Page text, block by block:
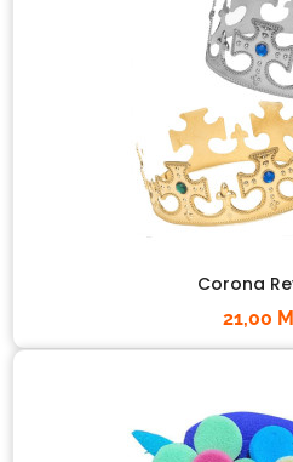
Corona
21,00